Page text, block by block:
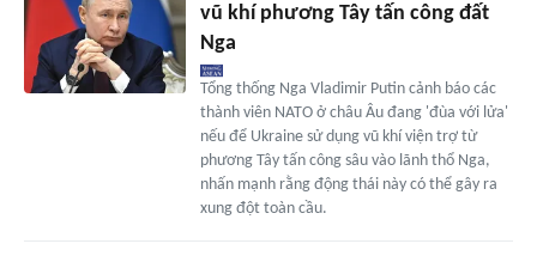
vũ khí phương Tây tấn công đất
Nga
Tổng thống Nga Vladimir Putin cảnh báo các
thành viên NATO ở châu Âu đang 'đùa với lửa'
nếu để Ukraine sử dụng vũ khí viện trợ từ
phương Tây tấn công sâu vào lãnh thổ Nga,
nhấn mạnh rằng động thái này có thể gây ra
xung đột toàn cầu.